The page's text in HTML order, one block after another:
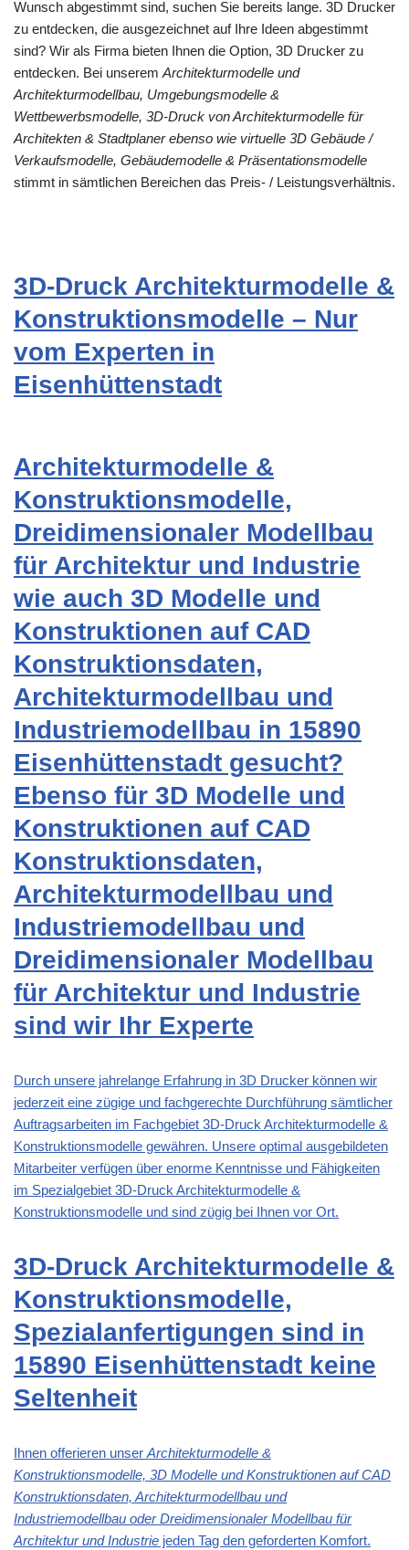
Wunsch abgestimmt sind, suchen Sie bereits lange. 3D Drucker
zu entdecken, die ausgezeichnet auf Ihre Ideen abgestimmt
sind? Wir als Firma bieten Ihnen die Option, 3D Drucker zu
entdecken. Bei unserem Architekturmodelle und
Architekturmodellbau, Umgebungsmodelle &
Wettbewerbsmodelle, 3D-Druck von Architekturmodelle für
Architekten & Stadtplaner ebenso wie virtuelle 3D Gebäude /
Verkaufsmodelle, Gebäudemodelle & Präsentationsmodelle
stimmt in sämtlichen Bereichen das Preis- / Leistungsverhältnis.
3D-Druck Architekturmodelle &
Konstruktionsmodelle – Nur
vom Experten in
Eisenhüttenstadt
Architekturmodelle &
Konstruktionsmodelle,
Dreidimensionaler Modellbau
für Architektur und Industrie
wie auch 3D Modelle und
Konstruktionen auf CAD
Konstruktionsdaten,
Architekturmodellbau und
Industriemodellbau in 15890
Eisenhüttenstadt gesucht?
Ebenso für 3D Modelle und
Konstruktionen auf CAD
Konstruktionsdaten,
Architekturmodellbau und
Industriemodellbau und
Dreidimensionaler Modellbau
für Architektur und Industrie
sind wir Ihr Experte
Durch unsere jahrelange Erfahrung in 3D Drucker können wir
jederzeit eine zügige und fachgerechte Durchführung sämtlicher
Auftragsarbeiten im Fachgebiet 3D-Druck Architekturmodelle &
Konstruktionsmodelle gewähren. Unsere optimal ausgebildeten
Mitarbeiter verfügen über enorme Kenntnisse und Fähigkeiten
im Spezialgebiet 3D-Druck Architekturmodelle &
Konstruktionsmodelle und sind zügig bei Ihnen vor Ort.
3D-Druck Architekturmodelle &
Konstruktionsmodelle,
Spezialanfertigungen sind in
15890 Eisenhüttenstadt keine
Seltenheit
Ihnen offerieren unser Architekturmodelle &
Konstruktionsmodelle, 3D Modelle und Konstruktionen auf CAD
Konstruktionsdaten, Architekturmodellbau und
Industriemodellbau oder Dreidimensionaler Modellbau für
Architektur und Industrie jeden Tag den geforderten Komfort.